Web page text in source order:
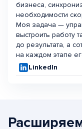
бизнеса,
необходимости
Моя задача —
выстроить работу
до результата, а
на каждом этапе
LinkedIn